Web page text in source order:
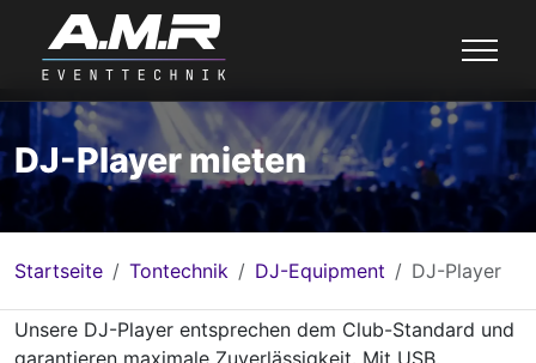
DJ-Player mieten
Startseite Tontechnik DJ-Equipment DJ-Player
Unsere DJ-Player entsprechen dem Club-Standard und
garantieren maximale Zuverlässigkeit. Mit USB,